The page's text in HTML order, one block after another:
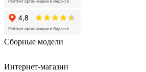
Сборные модели
Интернет-магазин